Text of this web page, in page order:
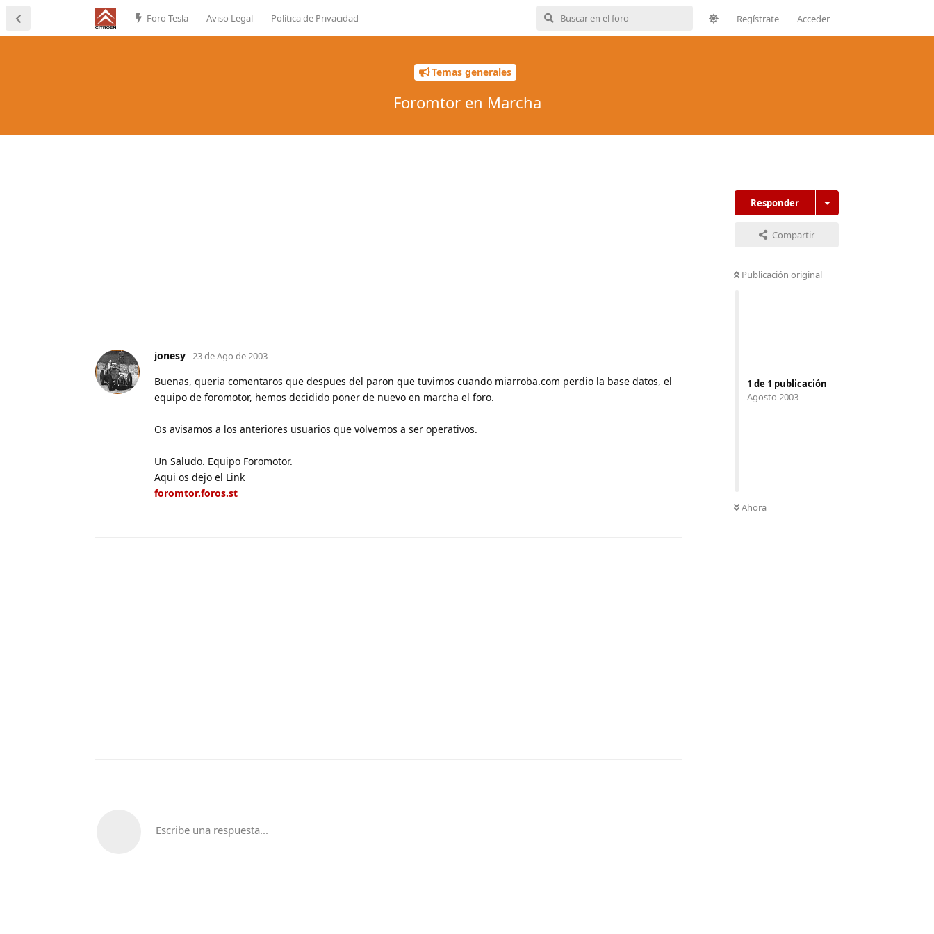
Foro Tesla Aviso Legal Política de Privacidad Regístrate Acceder
Temas generales
Foromtor en Marcha
Responder
Compartir
Publicación original
1 de 1 publicación
Agosto 2003
Ahora
jonesy 23 de Ago de 2003
Buenas, queria comentaros que despues del paron que tuvimos cuando miarroba.com perdio la base datos, el
equipo de foromotor, hemos decidido poner de nuevo en marcha el foro.
Os avisamos a los anteriores usuarios que volvemos a ser operativos.
Un Saludo. Equipo Foromotor.
Aqui os dejo el Link
foromtor.foros.st
Escribe una respuesta...